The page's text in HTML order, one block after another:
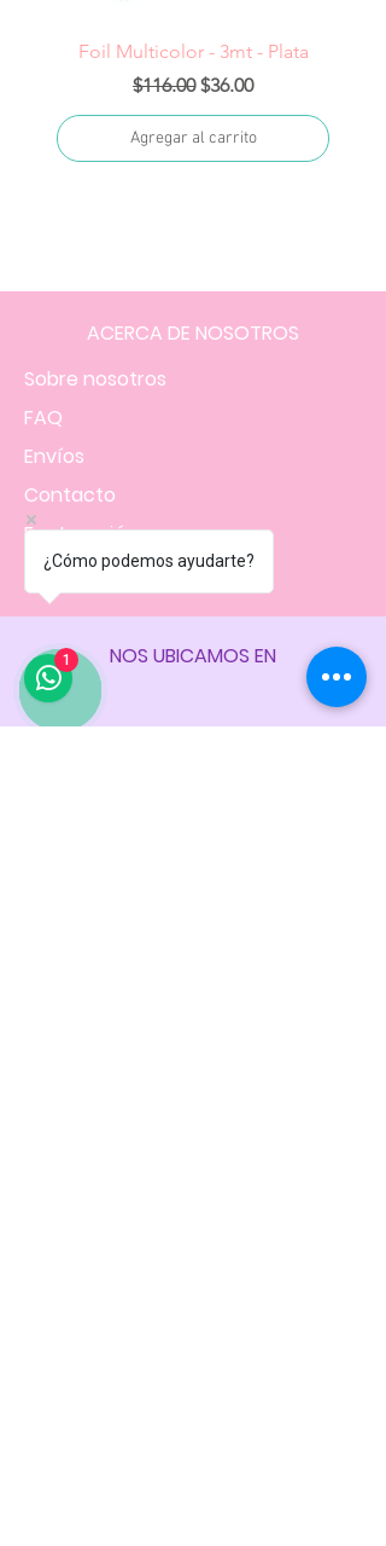
Foil Multicolor - 3mt - Plata
Precio
$116.00 Precio de oferta
$36.00
Agregar al carrito
ACERCA DE NOSOTROS
Sobre nosotros
FAQ
Envíos
Contacto
Facturación
Políticasde la tienda
NOS UBICAMOS EN
¿Cómo podemos ayudarte?
1